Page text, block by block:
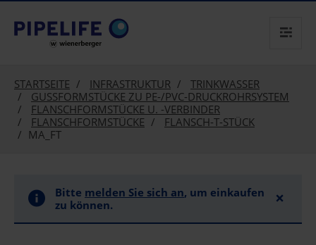
text.skipToContent
text.skipToNavigation
STARTSEITE INFRASTRUKTUR
TRINKWASSER
GUSSFORMSTÜCKE ZU PE-/PVC-DRUCKROHRSYSTEM
FLANSCHFORMSTÜCKE U. -VERBINDER
FLANSCHFORMSTÜCKE
FLANSCH-T-STÜCK
MA_FT
Bitte melden Sie sich an, um einkaufen
zu können.
×